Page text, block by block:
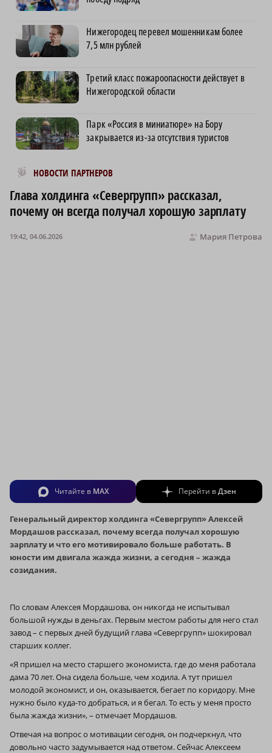
Нижегородец перевел мошенникам более
7,5 млн рублей
Третий класс пожароопасности действует в
Нижегородской области
Парк «Россия в миниатюре» на Бору
закрывается из-за отсутствия туристов
НОВОСТИ ПАРТНЕРОВ
Новости МирТесен
Глава холдинга «Севергрупп» рассказал,
почему он всегда получал хорошую зарплату
Мария Петрова
19:42, 04.06.2026
Читайте в MAX Перейти вДзен
Генеральный директор холдинга «Севергрупп» Алексей
Мордашов рассказал, почему всегда получал хорошую
зарплату и что его мотивировало больше работать. В
юности им двигала жажда жизни, а сегодня – жажда
созидания.
По словам Алексея Мордашова, он никогда не испытывал
большой нужды в деньгах. Первым местом работы для него стал
завод – с первых дней будущий глава «Севергрупп» шокировал
старших коллег.
«Я пришел на место старшего экономиста, где до меня работала
дама 70 лет. Она сидела больше, чем ходила. А тут пришел
молодой экономист, и он, оказывается, бегает по коридору. Мне
нужно было куда-то добраться, и я бегал. То есть у меня просто
была жажда жизни», – отмечает Мордашов.
Отвечая на вопрос о мотивации сегодня, он подчеркнул, что
довольно часто задумывается над ответом. Сейчас Алексеем